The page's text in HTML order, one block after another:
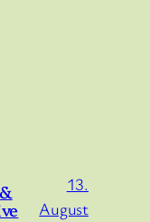
13.
August